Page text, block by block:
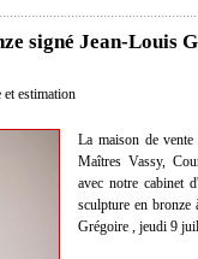
signé Jean-Louis
et estimation
La maison de
Maîtres Vassy,
avec notre cabinet
sculpture en bronze
Grégoire , jeudi 9